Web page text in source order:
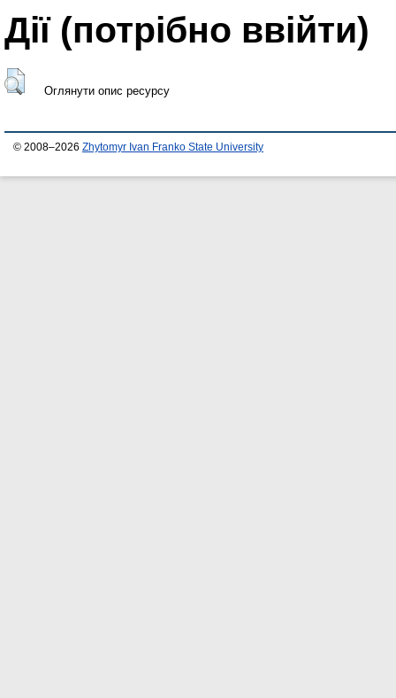
Дії ​​(потрібно ввійти)
Оглянути опис ресурсу
© 2008–2026 Zhytomyr Ivan Franko State University